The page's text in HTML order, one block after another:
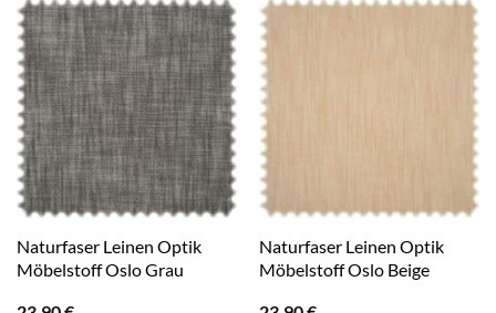
Naturfaser Leinen Optik
Möbelstoff Oslo Grau
Naturfaser Leinen Optik
Möbelstoff Oslo Beige